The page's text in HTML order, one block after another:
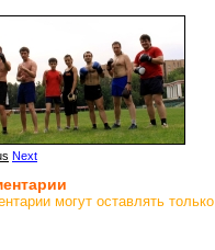
Next
могут оставлять